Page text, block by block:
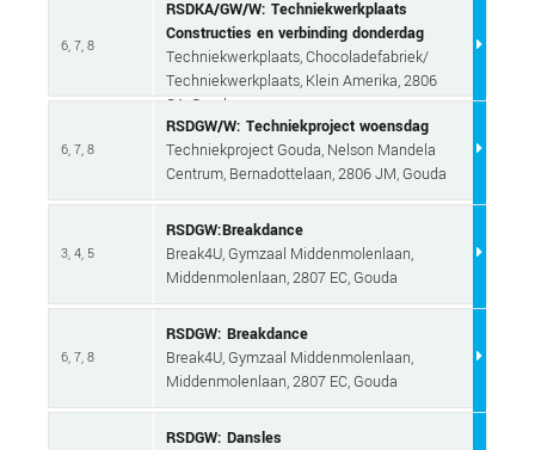
6, 7, 8
RSDKA/GW/W: Techniekwerkplaats
Constructies en verbinding donderdag
Techniekwerkplaats, Chocoladefabriek/
Techniekwerkplaats, Klein Amerika, 2806
CA, Gouda
6, 7, 8
RSDGW/W: Techniekproject woensdag
Techniekproject Gouda, Nelson Mandela
Centrum, Bernadottelaan, 2806 JM, Gouda
3, 4, 5
RSDGW:Breakdance
Break4U, Gymzaal Middenmolenlaan,
Middenmolenlaan, 2807 EC, Gouda
6, 7, 8
RSDGW: Breakdance
Break4U, Gymzaal Middenmolenlaan,
Middenmolenlaan, 2807 EC, Gouda
RSDGW: Dansles